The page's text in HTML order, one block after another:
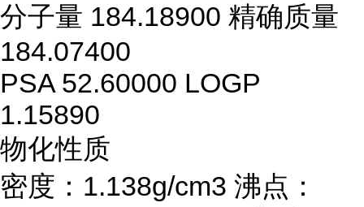
分子量 184.18900 精确质量
184.07400
PSA 52.60000 LOGP
1.15890
物化性质
密度：1.138g/cm3 沸点：